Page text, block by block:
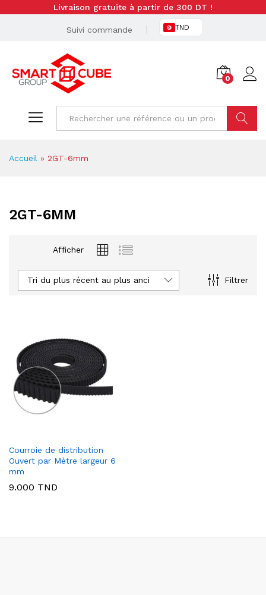
Livraison gratuite à partir de 300 DT !
Suivi commande TND
0
Accueil » 2GT-6mm
2GT-6MM
Afficher
Filtrer
Tri du plus récent au plus ancien
Courroie de distribution
Ouvert par Mètre largeur 6
mm
9.000 TND